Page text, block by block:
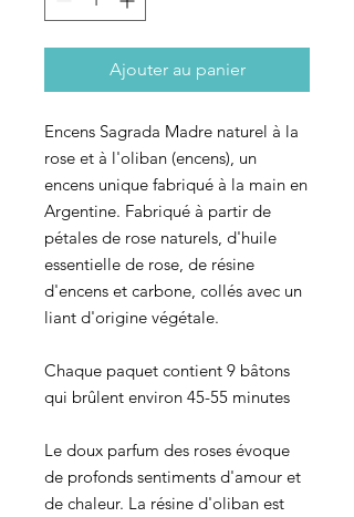
Ajouter au panier
Encens Sagrada Madre naturel à la
rose et à l'oliban (encens), un
encens unique fabriqué à la main en
Argentine. Fabriqué à partir de
pétales de rose naturels, d'huile
essentielle de rose, de résine
d'encens et carbone, collés avec un
liant d'origine végétale.
Chaque paquet contient 9 bâtons
qui brûlent environ 45-55 minutes
Le doux parfum des roses évoque
de profonds sentiments d'amour et
de chaleur. La résine d'oliban est